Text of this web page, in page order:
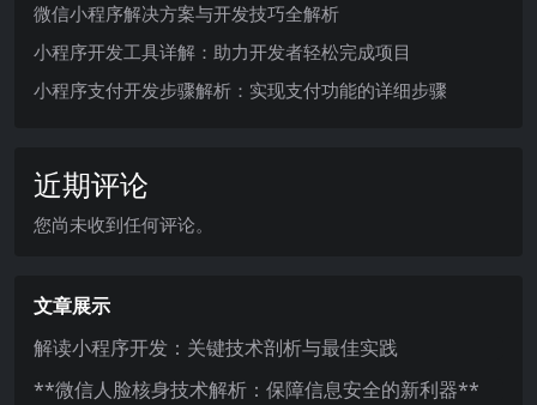
微信小程序解决方案与开发技巧全解析
小程序开发工具详解：助力开发者轻松完成项目
小程序支付开发步骤解析：实现支付功能的详细步骤
近期评论
您尚未收到任何评论。
文章展示
解读小程序开发：关键技术剖析与最佳实践
**微信人脸核身技术解析：保障信息安全的新利器**